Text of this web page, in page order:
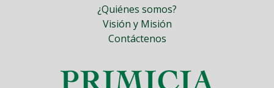
¿Quiénes somos?
Visión y Misión
Contáctenos